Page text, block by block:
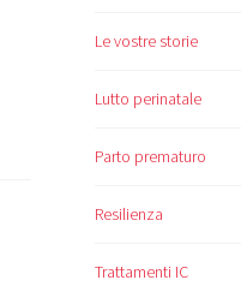
Le vostre storie
Lutto perinatale
Parto prematuro
Resilienza
Trattamenti IC